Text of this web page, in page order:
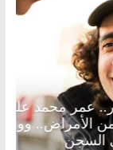
الرئيسية
مقعد شاغر
طالب الهندسة
أحلى سنين عمره بتضيع في السجن